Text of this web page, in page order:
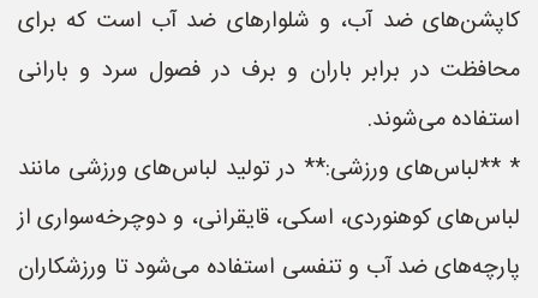
کاپشن‌های ضد آب، و شلوارهای ضد آب است که برای
محافظت در برابر باران و برف در فصول سرد و بارانی
استفاده می‌شوند.
* **لباس‌های ورزشی:** در تولید لباس‌های ورزشی مانند
لباس‌های کوهنوردی، اسکی، قایقرانی، و دوچرخه‌سواری از
پارچه‌های ضد آب و تنفسی استفاده می‌شود تا ورزشکاران